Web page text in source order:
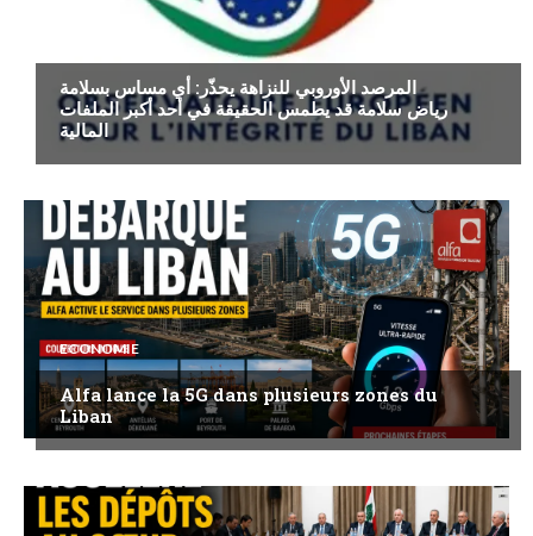
المرصد الأوروبي للنزاهة يحذّر: أي مساس بسلامة
رياض سلامة قد يطمس الحقيقة في أحد أكبر الملفات
المالية
ECONOMIE
Alfa lance la 5G dans plusieurs zones du
Liban